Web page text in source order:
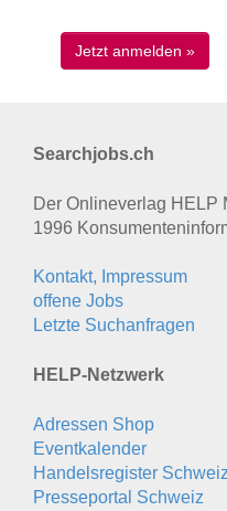
Searchjobs.ch
Der Onlineverlag HELP
1996
Kontakt, Impressum
offene Jobs
Letzte Suchanfragen
HELP-Netzwerk
Adressen Shop
Eventkalender
Handelsregister
Presseportal Schweiz